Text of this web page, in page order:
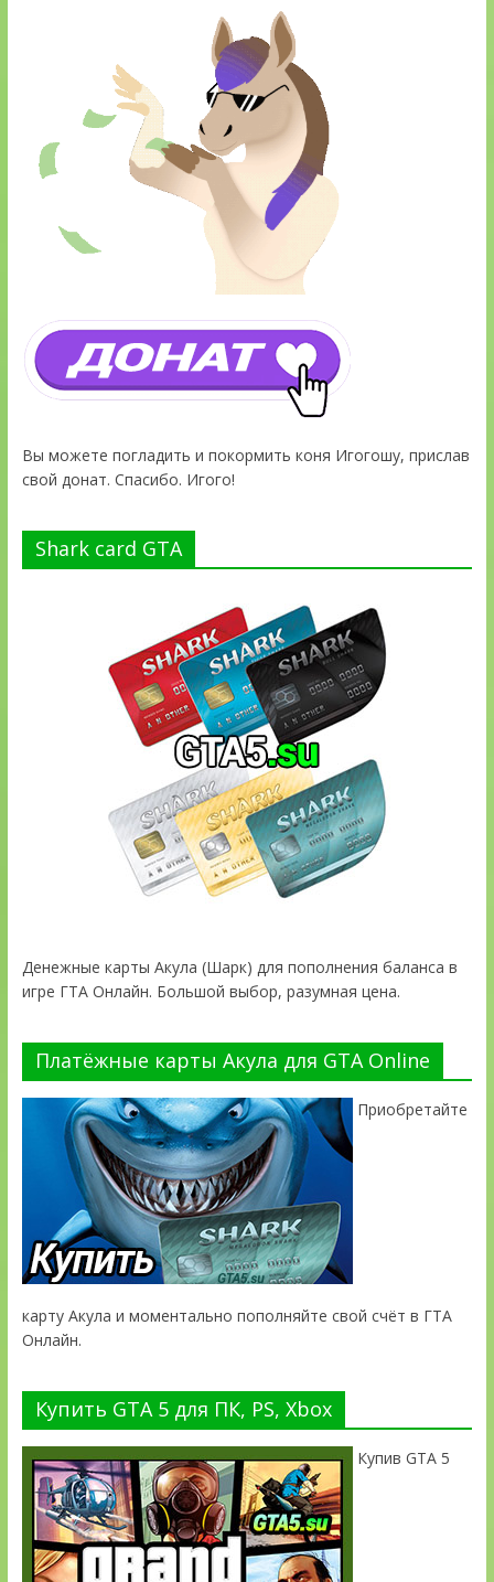
Вы можете погладить и покормить коня Игогошу, прислав
свой донат. Спасибо. Игого!
Shark card GTA
Денежные карты Акула (Шарк) для пополнения баланса в
игре ГТА Онлайн. Большой выбор, разумная цена.
Платёжные карты Акула для GTA Online
Приобретайте
карту Акула и моментально пополняйте свой счёт в ГТА
Онлайн.
Купить GTA 5 для ПК, PS, Xbox
Купив GTA 5